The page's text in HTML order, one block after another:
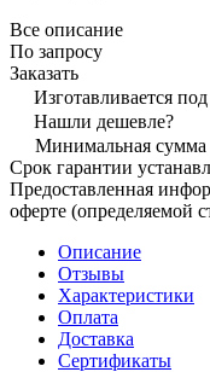
Все описание
По запросу
Заказать
Изготавливается под
Нашли дешевле?
Минимальная сумма
Срок гарантии
Предоставленная
оферте (определяемой
Описание
Отзывы
Характеристики
Оплата
Доставка
Сертификаты